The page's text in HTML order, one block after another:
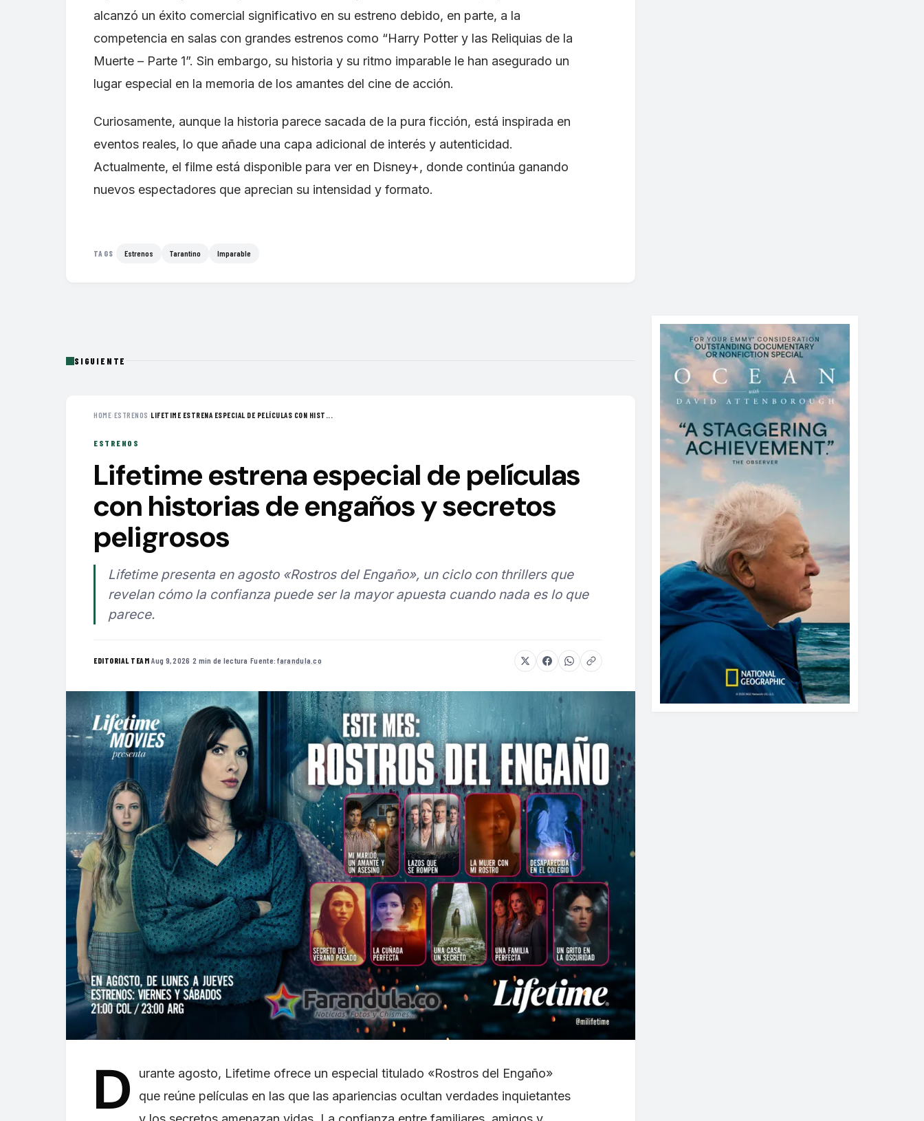
alcanzó un éxito comercial significativo en su estreno debido, en parte, a la
competencia en salas con grandes estrenos como “Harry Potter y las Reliquias de la
Muerte – Parte 1”. Sin embargo, su historia y su ritmo imparable le han asegurado un
lugar especial en la memoria de los amantes del cine de acción.
Curiosamente, aunque la historia parece sacada de la pura ficción, está inspirada en
eventos reales, lo que añade una capa adicional de interés y autenticidad.
Actualmente, el filme está disponible para ver en Disney+, donde continúa ganando
nuevos espectadores que aprecian su intensidad y formato.
TAGS Estrenos Tarantino Imparable
SIGUIENTE
HOME›ESTRENOS ›LIFETIME ESTRENA ESPECIAL DE PELÍCULAS CON HIST...
ESTRENOS
Lifetime estrena especial de películas
con historias de engaños y secretos
peligrosos
Lifetime presenta en agosto «Rostros del Engaño», un ciclo con thrillers que
revelan cómo la confianza puede ser la mayor apuesta cuando nada es lo que
parece.
EDITORIAL TEAM·Aug 9, 2026 ·2 min de lectura ·Fuente:farandula.co
D
urante agosto, Lifetime ofrece un especial titulado «Rostros del Engaño»
que reúne películas en las que las apariencias ocultan verdades inquietantes